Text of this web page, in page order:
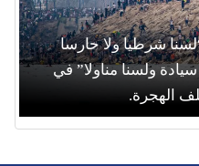
شرطيا ولا حارسا
ولسنا مناولا” في
الهجرة.